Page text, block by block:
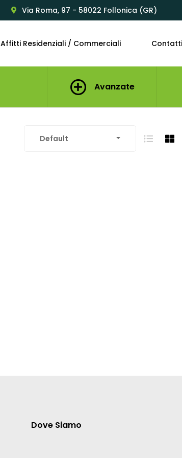
Via Roma, 97 - 58022 Follonica (GR)
Affitti Residenziali / Commerciali
Avanzate
Default
Dove Siamo